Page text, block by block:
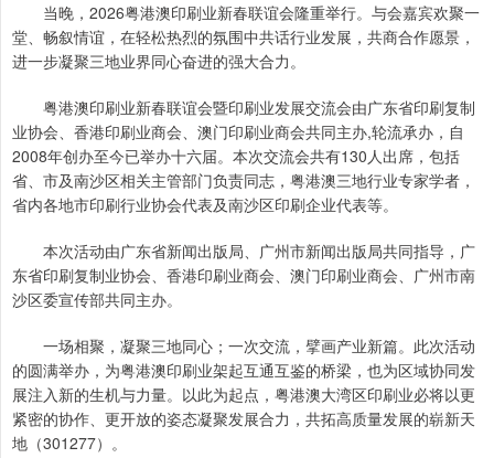
当晚，2026粤港澳印刷业新春联谊会隆重举行。与会嘉宾欢聚一
堂、畅叙情谊，在轻松热烈的氛围中共话行业发展，共商合作愿景，
进一步凝聚三地业界同心奋进的强大合力。
粤港澳印刷业新春联谊会暨印刷业发展交流会由广东省印刷复制
业协会、香港印刷业商会、澳门印刷业商会共同主办,轮流承办，自
2008年创办至今已举办十六届。本次交流会共有130人出席，包括
省、市及南沙区相关主管部门负责同志，粤港澳三地行业专家学者，
省内各地市印刷行业协会代表及南沙区印刷企业代表等。
本次活动由广东省新闻出版局、广州市新闻出版局共同指导，广
东省印刷复制业协会、香港印刷业商会、澳门印刷业商会、广州市南
沙区委宣传部共同主办。
一场相聚，凝聚三地同心；一次交流，擘画产业新篇。此次活动
的圆满举办，为粤港澳印刷业架起互通互鉴的桥梁，也为区域协同发
展注入新的生机与力量。以此为起点，粤港澳大湾区印刷业必将以更
紧密的协作、更开放的姿态凝聚发展合力，共拓高质量发展的崭新天
地（301277）。